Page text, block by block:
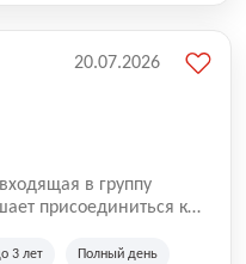
в группу
присоединиться к
и оказываем комплекс
3 лет Полный день
20.07.2026